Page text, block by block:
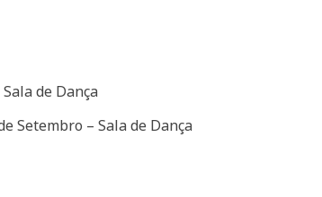
de Dança
Setembro – Sala de Dança